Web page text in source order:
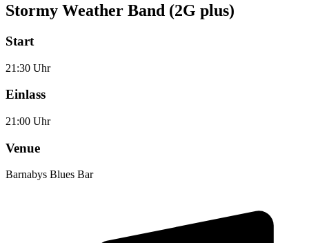
Stormy Weather Band (2G plus)
Start
21:30 Uhr
Einlass
21:00 Uhr
Venue
Barnabys Blues Bar